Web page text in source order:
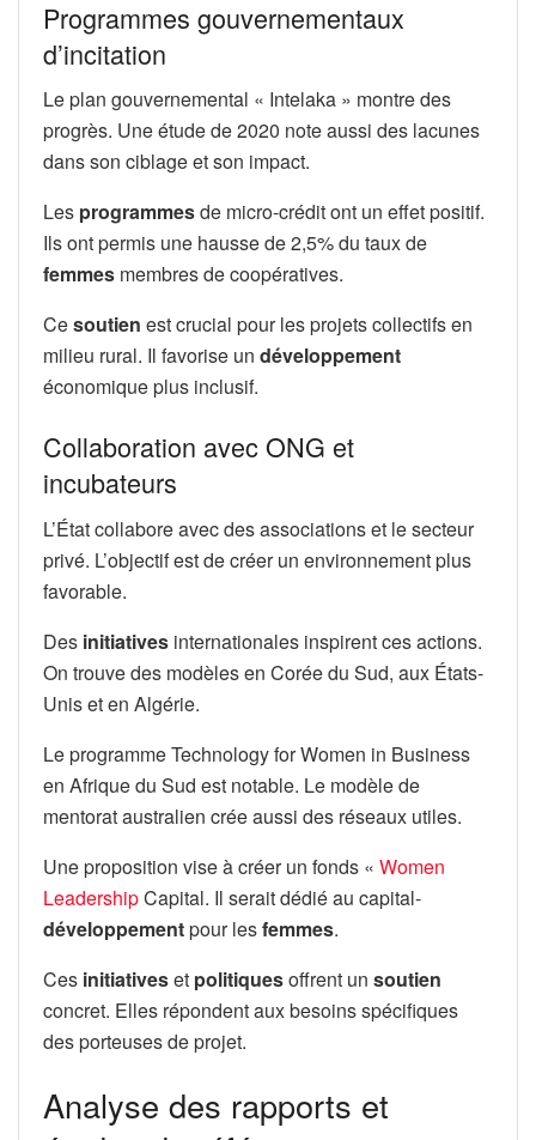
Programmes gouvernementaux
d’incitation
Le plan gouvernemental « Intelaka » montre des
progrès. Une étude de 2020 note aussi des lacunes
dans son ciblage et son impact.
Les programmesde micro-crédit ont un effet positif.
Ils ont permis une hausse de 2,5% du taux de
femmes membres de coopératives.
Cesoutien est crucial pour les projets collectifs en
milieu rural. Il favorise un développement
économique plus inclusif.
Collaboration avec ONG et
incubateurs
L’État collabore avec des associations et le secteur
privé. L’objectif est de créer un environnement plus
favorable.
Des initiatives internationales inspirent ces actions.
On trouve des modèles en Corée du Sud, aux États-
Unis et en Algérie.
Le programme Technology for Women in Business
en Afrique du Sud est notable. Le modèle de
mentorat australien crée aussi des réseaux utiles.
Une proposition vise à créer un fonds « Women
LeadershipCapital. Il serait dédié au capital-
développementpour lesfemmes.
Ces initiativeset politiquesoffrent un soutien
concret. Elles répondent aux besoins spécifiques
des porteuses de projet.
Analyse des rapports et